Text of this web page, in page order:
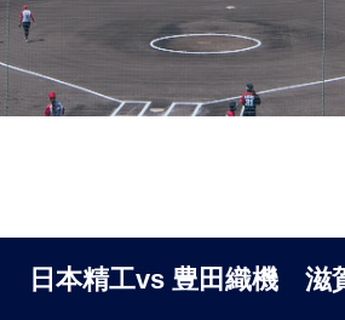
日本精工vs 豊田織機 滋